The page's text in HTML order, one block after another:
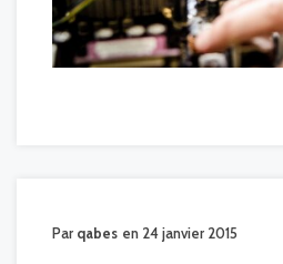
Par qabes en 24 janvier 2015